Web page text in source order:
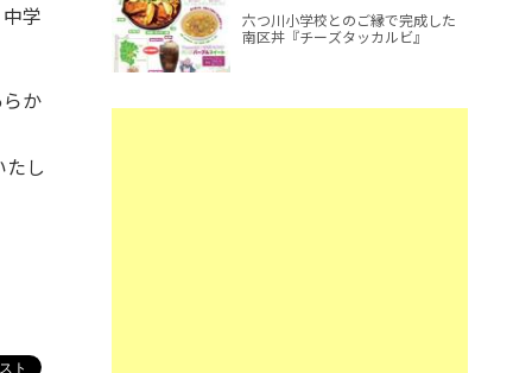
学
か
し
六つ川小学校とのご縁で完成した
南区丼『チーズタッカルビ』